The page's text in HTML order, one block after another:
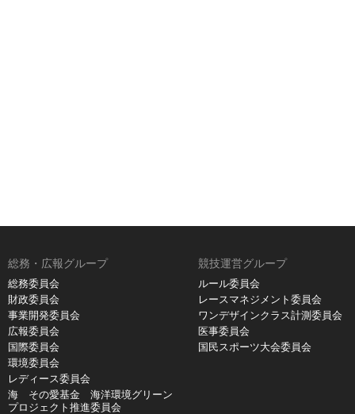
総務・広報グループ
総務委員会
財政委員会
事業開発委員会
広報委員会
国際委員会
環境委員会
レディース委員会
海 その愛基金 海洋環境グリーン
プロジェクト推進委員会
競技運営グループ
ルール委員会
レースマネジメント委員会
ワンデザインクラス計測委員会
医事委員会
国民スポーツ大会委員会